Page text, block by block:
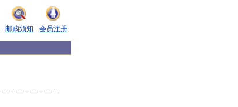
邮购须知 会员注册